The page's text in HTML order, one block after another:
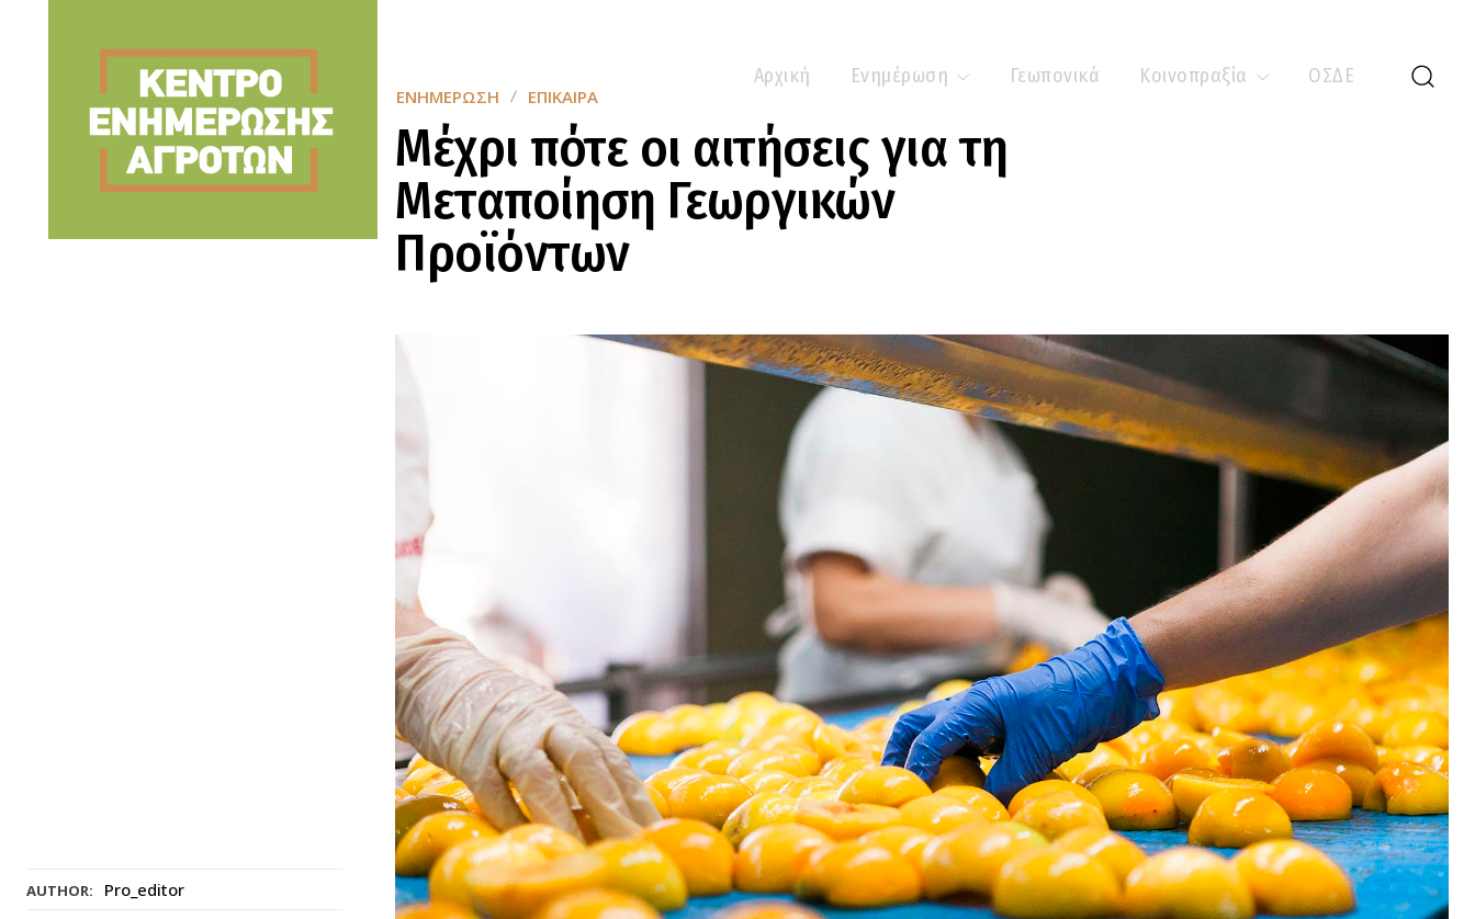
Αρχική Ενημέρωση Γεωπονικά Κοινοπραξία ΟΣΔΕ
AUTHOR: Pro_editor
ΕΝΗΜΈΡΩΣΗ ΕΠΊΚΑΙΡΑ
Μέχρι πότε οι αιτήσεις για τη
Μεταποίηση Γεωργικών
Προϊόντων